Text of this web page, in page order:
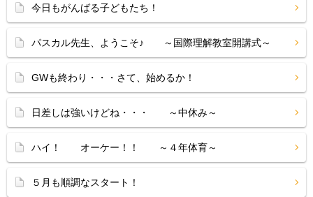
今日もがんばる子どもたち！
パスカル先生、ようこそ♪ ～国際理解教室開講式～
GWも終わり・・・さて、始めるか！
日差しは強いけどね・・・ ～中休み～
ハイ！ オーケー！！ ～４年体育～
５月も順調なスタート！